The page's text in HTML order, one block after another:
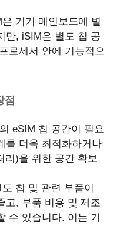
은 기기 메인보드에 별
만, iSIM은 별도 칩 공
로세서 안에 기능적으
점
eSIM 칩 공간이 필요
를 더욱 최적화하거나
리)을 위한 공간 확보
도 칩 및 관련 부품이
고, 부품 비용 및 제조
수 있습니다. 이는 기